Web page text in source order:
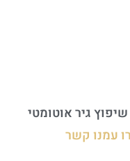
גיר אוטומטי
עמנו קשר